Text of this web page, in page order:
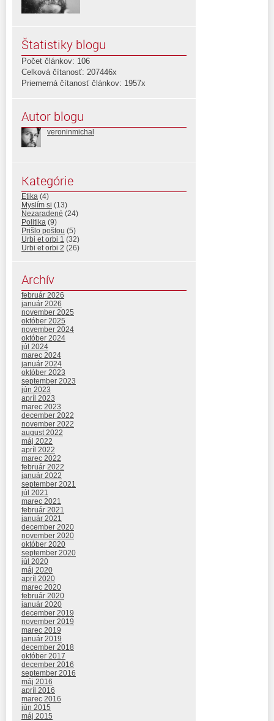
Štatistiky blogu
Počet článkov: 106
Celková čítanosť: 207446x
Priemerná čítanosť článkov: 1957x
Autor blogu
veroninmichal
Kategórie
Etika (4)
Myslím si (13)
Nezaradené (24)
Politika (9)
Prišlo poštou (5)
Urbi et orbi 1 (32)
Urbi et orbi 2 (26)
Archív
február 2026
január 2026
november 2025
október 2025
november 2024
október 2024
júl 2024
marec 2024
január 2024
október 2023
september 2023
jún 2023
apríl 2023
marec 2023
december 2022
november 2022
august 2022
máj 2022
apríl 2022
marec 2022
február 2022
január 2022
september 2021
júl 2021
marec 2021
február 2021
január 2021
december 2020
november 2020
október 2020
september 2020
júl 2020
máj 2020
apríl 2020
marec 2020
február 2020
január 2020
december 2019
november 2019
marec 2019
január 2019
december 2018
október 2017
december 2016
september 2016
máj 2016
apríl 2016
marec 2016
jún 2015
máj 2015